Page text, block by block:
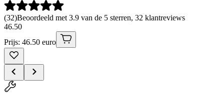
(32)Beoordeeld met 3.9 van de 5 sterren, 32 klantreviews
46.50
Prijs: 46.50 euro